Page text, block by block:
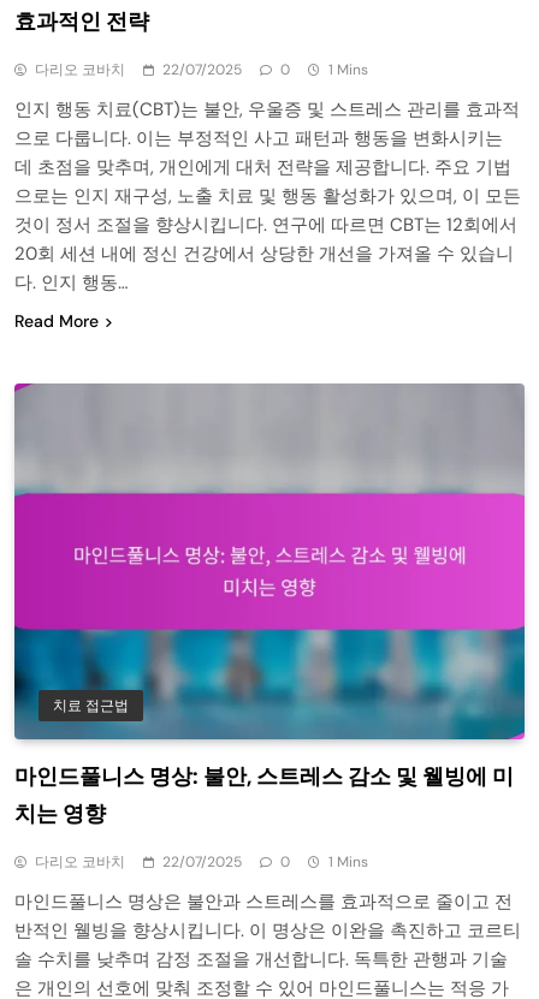
효과적인 전략
다리오 코바치 22/07/2025 0 1 Mins
인지 행동 치료(CBT)는 불안, 우울증 및 스트레스 관리를 효과적
으로 다룹니다. 이는 부정적인 사고 패턴과 행동을 변화시키는
데 초점을 맞추며, 개인에게 대처 전략을 제공합니다. 주요 기법
으로는 인지 재구성, 노출 치료 및 행동 활성화가 있으며, 이 모든
것이 정서 조절을 향상시킵니다. 연구에 따르면 CBT는 12회에서
20회 세션 내에 정신 건강에서 상당한 개선을 가져올 수 있습니
다. 인지 행동…
Read More
치료 접근법
마인드풀니스 명상: 불안, 스트레스 감소 및 웰빙에 미
치는 영향
다리오 코바치 22/07/2025 0 1 Mins
마인드풀니스 명상은 불안과 스트레스를 효과적으로 줄이고 전
반적인 웰빙을 향상시킵니다. 이 명상은 이완을 촉진하고 코르티
솔 수치를 낮추며 감정 조절을 개선합니다. 독특한 관행과 기술
은 개인의 선호에 맞춰 조정할 수 있어 마인드풀니스는 적응 가